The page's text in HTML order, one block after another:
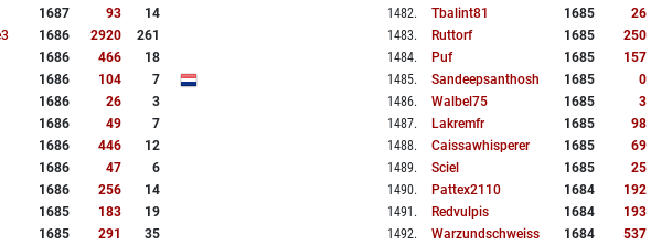
1687 93
14
1686 2920
261
1686 466
18
1686 104
7
1686 26
3
1686 49
7
1686 446
12
1686 47
6
1686 256
14
1685 183
19
1685 291
35
1482. Tbalint81 1685 26
1483. Ruttorf 1685 250
1484. Puf 1685 157
1485. Sandeepsanthosh 1685 0
1486. Walbel75 1685 3
1487. Lakremfr 1685 98
1488. Caissawhisperer 1685 69
1489. Sciel 1685 25
1490. Pattex2110 1684 192
1491 . Redvulpis 1684 193
1492. Warzundschweiss 1684 537